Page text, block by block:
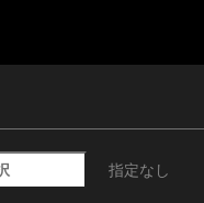
指定なし